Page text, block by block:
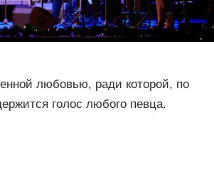
любовью, ради которой, по
голос любого певца.